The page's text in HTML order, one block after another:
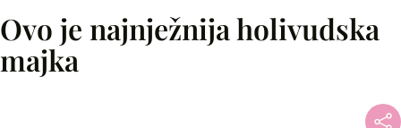
Ovo je najnježnija holivudska
majka
Facebook